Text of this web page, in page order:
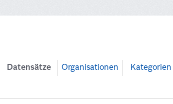
Datensätze Organisationen Kategorien